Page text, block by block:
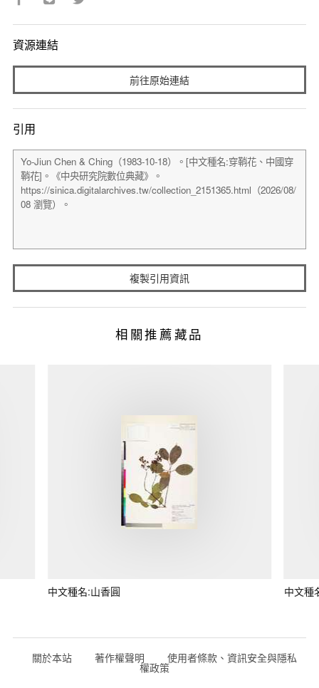
資源連結
前往原始連結
引用
複製引用資訊
相關推薦藏品
中文種名:山香圓 中文種
關於本站 著作權聲明 使用者條款、資訊安全與隱私
權政策